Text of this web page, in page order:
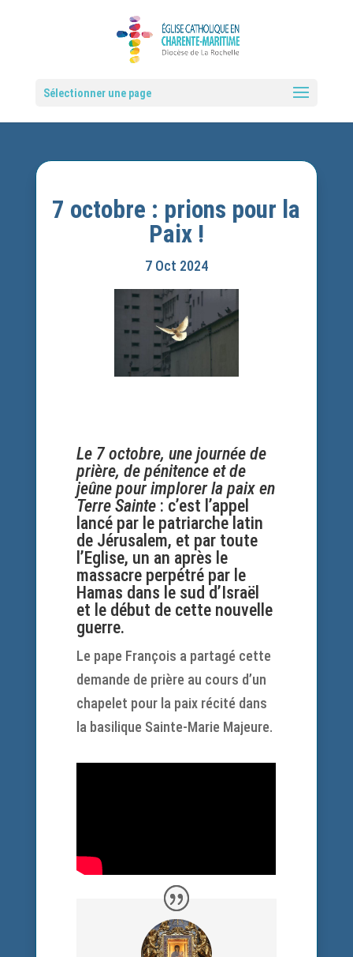
Sélectionner une page
7 octobre : prions pour la
Paix !
7 Oct 2024
Le 7 octobre, une journée de
prière, de pénitence et de
jeûne pour implorer la paix en
Terre Sainte : c’est l’appel
lancé par le patriarche latin
de Jérusalem, et par toute
l’Eglise, un an après le
massacre perpétré par le
Hamas dans le sud d’Israël
et le début de cette nouvelle
guerre.
Le pape François a partagé cette
demande de prière au cours d’un
chapelet pour la paix récité dans
la basilique Sainte-Marie Majeure.